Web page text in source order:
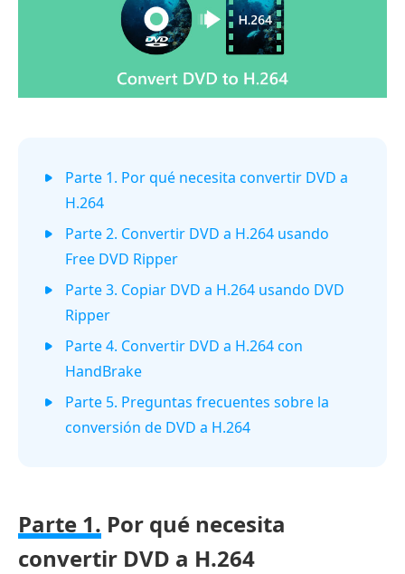
Parte 1. Por qué necesita convertir DVD a
H.264
Parte 2. Convertir DVD a H.264 usando
Free DVD Ripper
Parte 3. Copiar DVD a H.264 usando DVD
Ripper
Parte 4. Convertir DVD a H.264 con
HandBrake
Parte 5. Preguntas frecuentes sobre la
conversión de DVD a H.264
Parte 1. Por qué necesita
convertir DVD a H.264